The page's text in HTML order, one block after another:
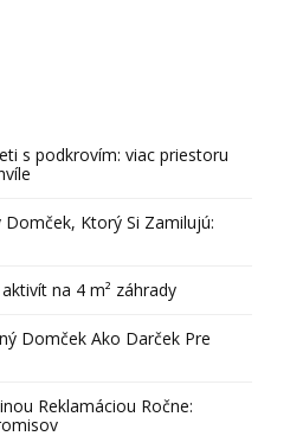
s podkrovím: viac priestoru
Ktorý Si Zamilujú:
na 4 m² záhrady
Domček Ako Darček Pre
Reklamáciou Ročne: